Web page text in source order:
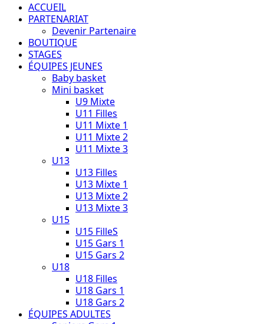
ACCUEIL
PARTENARIAT
Devenir Partenaire
BOUTIQUE
STAGES
ÉQUIPES JEUNES
Baby basket
Mini basket
U9 Mixte
U11 Filles
U11 Mixte 1
U11 Mixte 2
U11 Mixte 3
U13
U13 Filles
U13 Mixte 1
U13 Mixte 2
U13 Mixte 3
U15
U15 FilleS
U15 Gars 1
U15 Gars 2
U18
U18 Filles
U18 Gars 1
U18 Gars 2
ÉQUIPES ADULTES